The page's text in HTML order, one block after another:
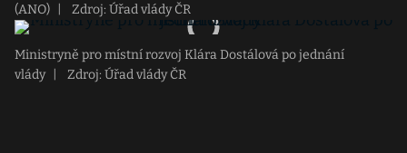
(ANO)
Zdroj: Úřad vlády ČR
Ministryně pro místní rozvoj Klára Dostálová po jednání
vlády
Zdroj: Úřad vlády ČR